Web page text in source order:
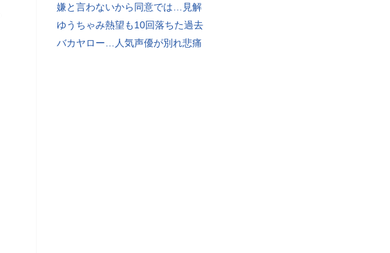
嫌と言わないから同意では…見解
ゆうちゃみ熱望も10回落ちた過去
バカヤロー…人気声優が別れ悲痛